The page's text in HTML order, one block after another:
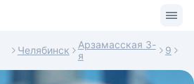
Челябинск
Арзамасская 3-
я
9